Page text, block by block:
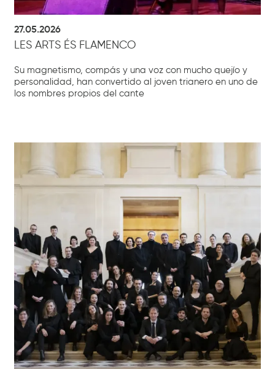
27.05.2026
LES ARTS ÉS FLAMENCO
Su magnetismo, compás y una voz con mucho quejío y
personalidad, han convertido al joven trianero en uno de
los nombres propios del cante